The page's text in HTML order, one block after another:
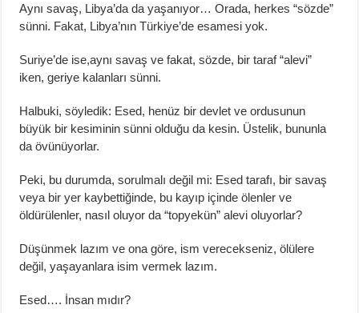
Aynı savaş, Libya’da da yaşanıyor… Orada, herkes “sözde”
sünni. Fakat, Libya’nın Türkiye’de esamesi yok.
Suriye’de ise,aynı savaş ve fakat, sözde, bir taraf “alevi”
iken, geriye kalanları sünni.
Halbuki, söyledik: Esed, henüz bir devlet ve ordusunun
büyük bir kesiminin sünni olduğu da kesin. Üstelik, bununla
da övünüyorlar.
Peki, bu durumda, sorulmalı değil mi: Esed tarafı, bir savaş
veya bir yer kaybettiğinde, bu kayıp içinde ölenler ve
öldürülenler, nasıl oluyor da “topyekün” alevi oluyorlar?
Düşünmek lazım ve ona göre, ism verecekseniz, ölülere
değil, yaşayanlara isim vermek lazım.
Esed…. İnsan mıdır?